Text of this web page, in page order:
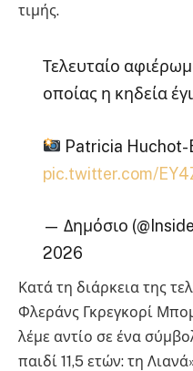
τιμής.
Τελευταίο
οποίας η κηδεία
Patricia
pic.twitter.com/
— Δημόσιο
2026
Κατά τη διάρκεια της
Φλεράνς Γκρεγκορί
λέμε αντίο σε ένα
παιδί 11,5 ετών: τη